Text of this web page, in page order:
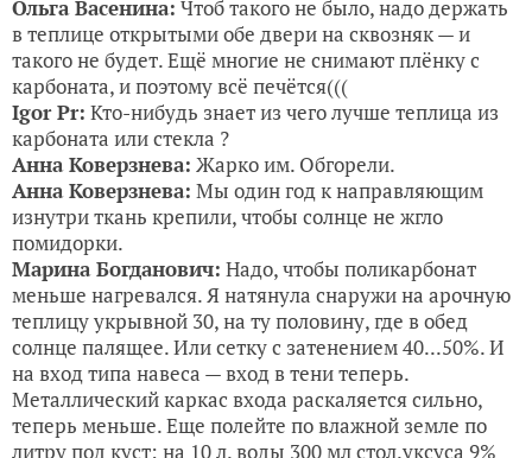
Ольга Васенина: Чтоб такого не было, надо держать
в теплице открытыми обе двери на сквозняк — и
такого не будет. Ещё многие не снимают плёнку с
карбоната, и поэтому всё печётся(((
Igor Pr: Кто-нибудь знает из чего лучше теплица из
карбоната или стекла ?
Анна Коверзнева: Жарко им. Обгорели.
Анна Коверзнева: Мы один год к направляющим
изнутри ткань крепили, чтобы солнце не жгло
помидорки.
Марина Богданович: Надо, чтобы поликарбонат
меньше нагревался. Я натянула снаружи на арочную
теплицу укрывной 30, на ту половину, где в обед
солнце палящее. Или сетку с затенением 40...50%. И
на вход типа навеса — вход в тени теперь.
Металлический каркас входа раскаляется сильно,
теперь меньше. Еще полейте по влажной земле по
литру под куст: на 10 л. воды 300 мл стол.уксуса 9%